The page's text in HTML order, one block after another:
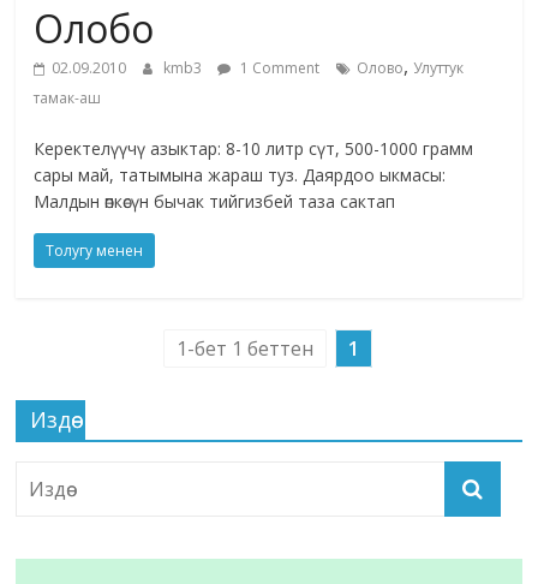
жана
Олобо
02.09.2010 kmb3 1 Comment Олово, Улуттук
тамак-аш
Керектелүүчү азыктар: 8-10 литр сүт, 500-1000 грамм
сары май, татымына жараш туз. Даярдоо ыкмасы:
Малдын өпкөсүн бычак тийгизбей таза сактап
Толугу менен
1-бет 1 беттен 1
Издөө